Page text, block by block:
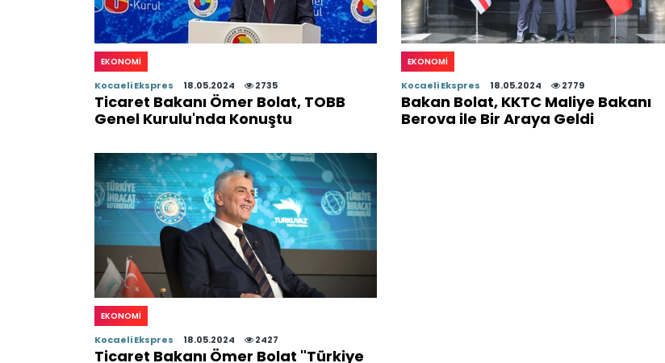
EKONOMI
Kocaeli Ekspres 18.05.2024 2735
Ticaret Bakanı Ömer Bolat, TOBB
Genel Kurulu'nda Konuştu
EKONOMI
Kocaeli Ekspres 18.05.2024 2779
Bakan Bolat, KKTC Maliye Bakanı
Berova ile Bir Araya Geldi
EKONOMI
Kocaeli Ekspres 18.05.2024 2427
Ticaret Bakanı Ömer Bolat "Türkiye